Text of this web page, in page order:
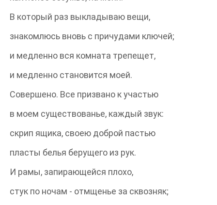
В который раз выкладываю вещи,
знакомлюсь вновь с причудами ключей;
и медленно вся комната трепещет,
и медленно становится моей.
Совершено. Все призвано к участью
в моем существованье, каждый звук:
скрип ящика, своею доброй пастью
пласты белья берущего из рук.
И рамы, запирающейся плохо,
стук по ночам - отмщенье за сквозняк;